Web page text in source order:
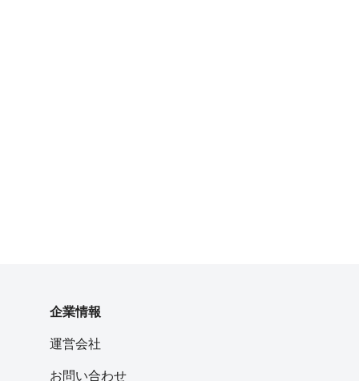
企業情報
運営会社
お問い合わせ